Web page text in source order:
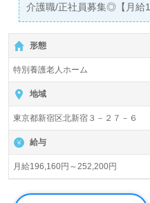
全国の求人ご紹介！医療/福
しは【ウィルオブ介護】＊
方も遠慮なく＊
LINE、メール、お電話など
相談可能です。転職相談、
料サービスをご利用いただ
あり！＞"転職支援"のプロ
せお待ちしております。
介護職/正社員募集◎【月給
＊初任者研修以上有資格者
分。『東中野駅』徒歩7分。
入居定員86名（従来型個室/
ホーム かしわ苑』社会福祉
部：東京都新宿区）様の運
護路応身ホーム、通所介護
ーム、居宅介護支援事業を
場所』。行政発！ホスピタ
新宿区で！◎
看護助手や介護職経験のあ
形態
特別養護老人ホーム
地域
東京都新宿区北新宿３－２７－６
給与
月給196,160円～252,200円